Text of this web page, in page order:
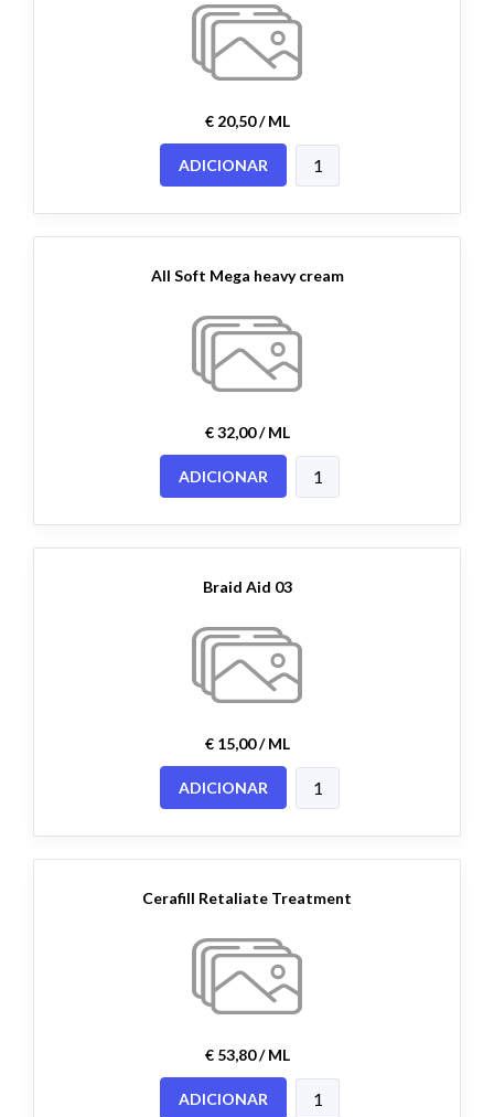
€ 20,50 / ML
ADICIONAR
All Soft Mega heavy cream
€ 32,00 / ML
ADICIONAR
Braid Aid 03
€ 15,00 / ML
ADICIONAR
Cerafill Retaliate Treatment
€ 53,80 / ML
ADICIONAR